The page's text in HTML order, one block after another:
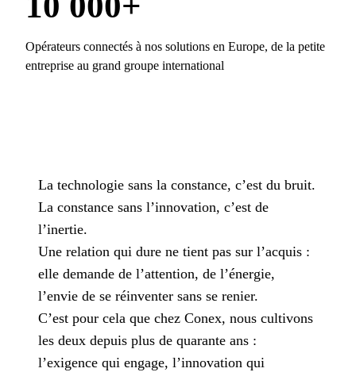
Opérateurs connectés à nos solutions en Europe, de la petite
entreprise au grand groupe international
La technologie sans la constance, c’est du bruit.
La constance sans l’innovation, c’est de
l’inertie.
Une relation qui dure ne tient pas sur l’acquis :
elle demande de l’attention, de l’énergie,
l’envie de se réinventer sans se renier.
C’est pour cela que chez Conex, nous cultivons
les deux depuis plus de quarante ans :
l’exigence qui engage, l’innovation qui